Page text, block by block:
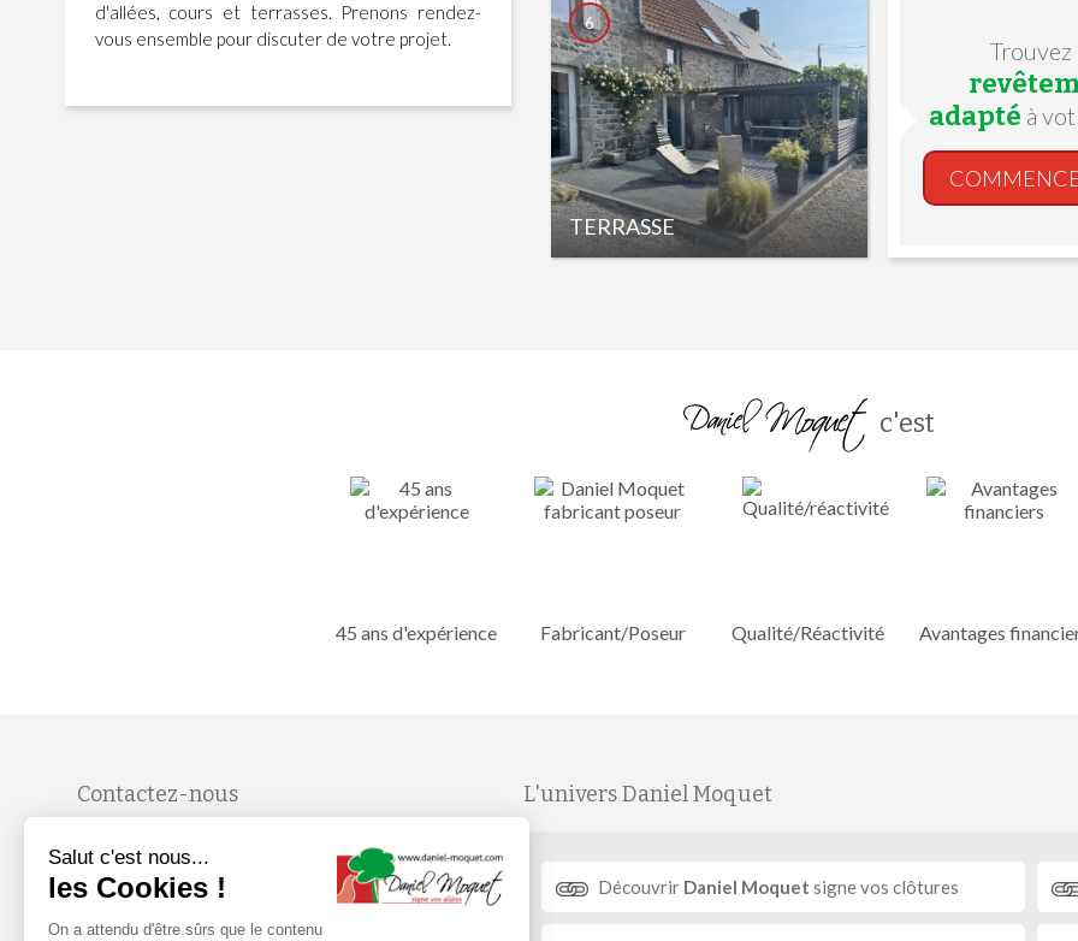
d'allées, cours et terrasses. Prenons rendez-
vous ensemble pour discuter de votre projet.
TERRASSE
6
Trouvez
adapté à
c'est
45 ans d'expérience Fabricant/Poseur Qualité/Réactivité Avantages
Contactez-nous
Du lundi au vendredi, de 9H à 19H
L'univers Daniel Moquet
Découvrir Daniel Moquet signe vos clôtures
Salut c'est nous...
les Cookies !
On a attendu d'être sûrs que le contenu